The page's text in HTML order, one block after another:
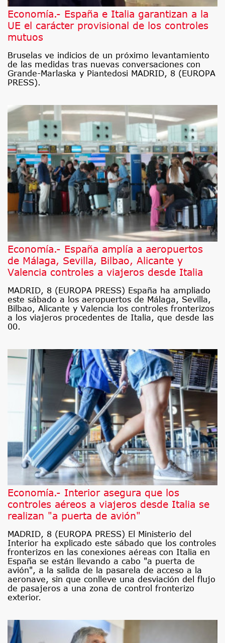
Economía.- España e Italia garantizan a la
UE el carácter provisional de los controles
mutuos
Bruselas ve indicios de un próximo levantamiento
de las medidas tras nuevas conversaciones con
Grande-Marlaska y Piantedosi MADRID, 8 (EUROPA
PRESS).
Economía.- España amplía a aeropuertos
de Málaga, Sevilla, Bilbao, Alicante y
Valencia controles a viajeros desde Italia
MADRID, 8 (EUROPA PRESS) España ha ampliado
este sábado a los aeropuertos de Málaga, Sevilla,
Bilbao, Alicante y Valencia los controles fronterizos
a los viajeros procedentes de Italia, que desde las
00.
Economía.- Interior asegura que los
controles aéreos a viajeros desde Italia se
realizan "a puerta de avión"
MADRID, 8 (EUROPA PRESS) El Ministerio del
Interior ha explicado este sábado que los controles
fronterizos en las conexiones aéreas con Italia en
España se están llevando a cabo "a puerta de
avión", a la salida de la pasarela de acceso a la
aeronave, sin que conlleve una desviación del flujo
de pasajeros a una zona de control fronterizo
exterior.